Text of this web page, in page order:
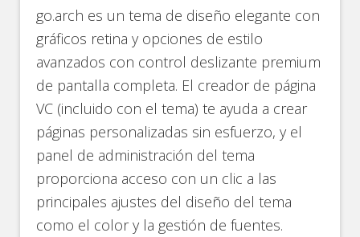
go.arch es un tema de diseño elegante con
gráficos retina y opciones de estilo
avanzados con control deslizante premium
de pantalla completa. El creador de página
VC (incluido con el tema) te ayuda a crear
páginas personalizadas sin esfuerzo, y el
panel de administración del tema
proporciona acceso con un clic a las
principales ajustes del diseño del tema
como el color y la gestión de fuentes.